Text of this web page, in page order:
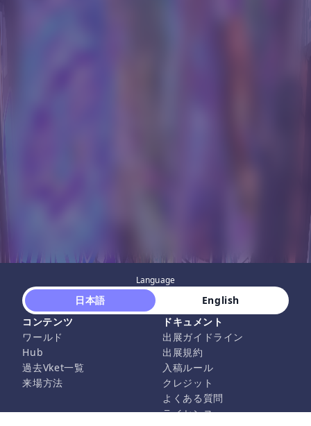
Language
日本語
English
コンテンツ
ワールド
Hub
過去Vket一覧
来場方法
ドキュメント
出展ガイドライン
出展規約
入稿ルール
クレジット
よくある質問
ライセンス